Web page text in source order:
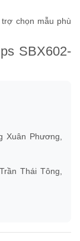
chọn mẫu phù
SBX602-
Xuân Phương,
Thái Tông,